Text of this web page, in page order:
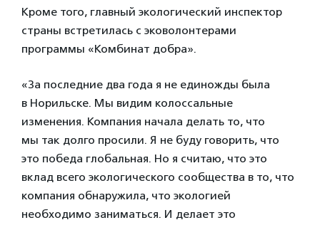
Кроме того, главный экологический инспектор
страны встретилась с эковолонтерами
программы «Комбинат добра».
«За последние два года я не единожды была
в Норильске. Мы видим колоссальные
изменения. Компания начала делать то, что
мы так долго просили. Я не буду говорить, что
это победа глобальная. Но я считаю, что это
вклад всего экологического сообщества в то, что
компания обнаружила, что экологией
необходимо заниматься. И делает это